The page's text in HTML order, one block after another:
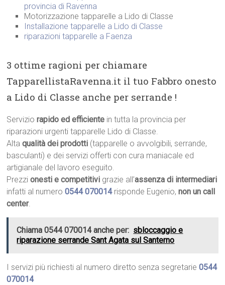
provincia di Ravenna
Motorizzazione tapparelle a Lido di Classe
Installazione tapparelle a Lido di Classe
riparazioni tapparelle a Faenza
3 ottime ragioni per chiamare
TapparellistaRavenna.it il tuo Fabbro onesto
a Lido di Classe anche per serrande !
Serviziorapido ed efficiente in tutta la provincia per
riparazioni urgenti tapparelle Lido di Classe.
Altaqualità dei prodotti (tapparelle o avvolgibili, serrande,
basculanti) e dei servizi offerti con cura maniacale ed
artigianale del lavoro eseguito.
Prezzionesti e competitivi grazie all’assenza di intermediari
infatti al numero0544 070014 risponde Eugenio,non un call
center.
Chiama 0544 070014 anche per: sbloccaggio e
riparazione serrande Sant Agata sul Santerno
I servizi più richiesti al numero diretto senza segretarie0544
070014